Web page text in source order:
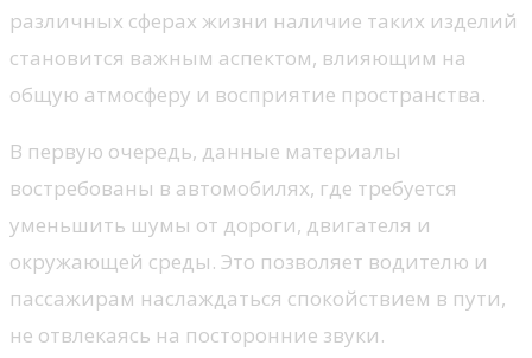
различных сферах жизни наличие таких изделий
становится важным аспектом, влияющим на
общую атмосферу и восприятие пространства.
В первую очередь, данные материалы
востребованы в автомобилях, где требуется
уменьшить шумы от дороги, двигателя и
окружающей среды. Это позволяет водителю и
пассажирам наслаждаться спокойствием в пути,
не отвлекаясь на посторонние звуки.